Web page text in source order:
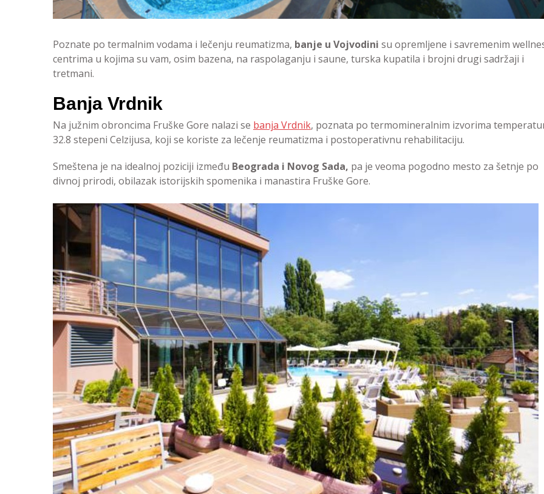
Poznate po termalnim vodama i lečenju reumatizma, banje u Vojvodini su opremljene i savremenim
centrima u kojima su vam, osim bazena, na raspolaganju i saune, turska kupatila i brojni drugi sadržaji i
tretmani.
Banja Vrdnik
Na južnim obroncima Fruške Gore nalazi se banja Vrdnik, poznata po termomineralnim izvorima
32.8 stepeni Celzijusa, koji se koriste za lečenje reumatizma i postoperativnu rehabilitaciju.
Smeštena je na idealnoj poziciji između Beograda i Novog Sada, pa je veoma pogodno mesto za šetnje po
divnoj prirodi, obilazak istorijskih spomenika i manastira Fruške Gore.